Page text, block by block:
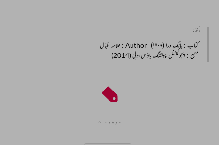
مأخذ :
کتاب : بانگ درا (۱۹۰۸) Author : علامہ اقبال
مطبع : ایجوکیشنل پبلشنگ ہاؤس،دہلی (2014)
موضوعات